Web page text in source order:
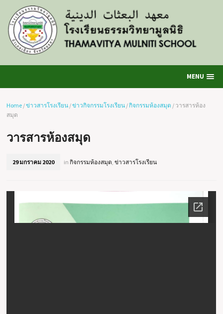
MENU
Home /ข่าวสารโรงเรียน /ข่าวกิจกรรมโรงเรียน /กิจกรรมห้องสมุด / วารสารห้อง
สมุด
วารสารห้องสมุด
29 มกราคม 2020 inกิจกรรมห้องสมุด,ข่าวสารโรงเรียน